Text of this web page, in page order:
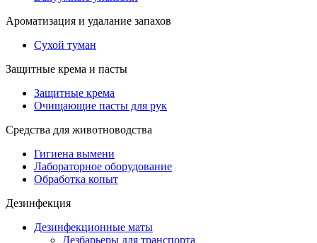
Ароматизация и удалание запахов
Сухой туман
Защитные крема и пасты
Защитные крема
Очищающие пасты для рук
Средства для животноводства
Гигиена вымени
Лабораторное оборудование
Обработка копыт
Дезинфекция
Дезинфекционные маты
Дезбарьеры для транспорта